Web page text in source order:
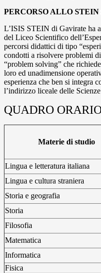
PERCORSO ALLO
L’ISIS STEIN di Gavirate ha
del Liceo Scientifico
percorsi didattici di tipo
condotti a risolvere problemi
“problem solving” che
loro ed unadimensione
esperienza che ben si integra
l’indirizzo liceale delle
QUADRO
Materie di studio
Lingua e letteratura italiana
Lingua e cultura straniera
Storia e geografia
Storia
Filosofia
Matematica
Informatica
Fisica